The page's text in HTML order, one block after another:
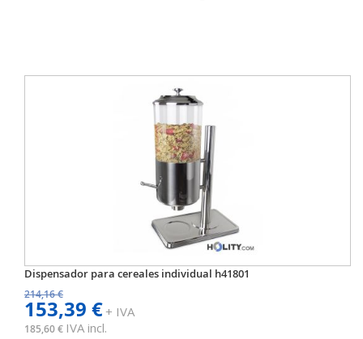
Dispensador para cereales individual h41801
214,16 €
153,39 €+ IVA
185,60 € IVA incl.